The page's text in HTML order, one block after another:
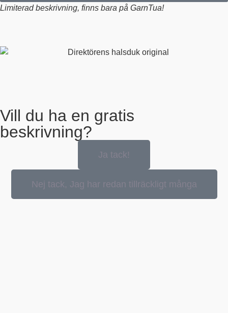
Limiterad beskrivning, finns bara på GarnTua!
Vill du ha en gratis
beskrivning?
Ja tack!
Nej tack, Jag har redan tillräckligt många